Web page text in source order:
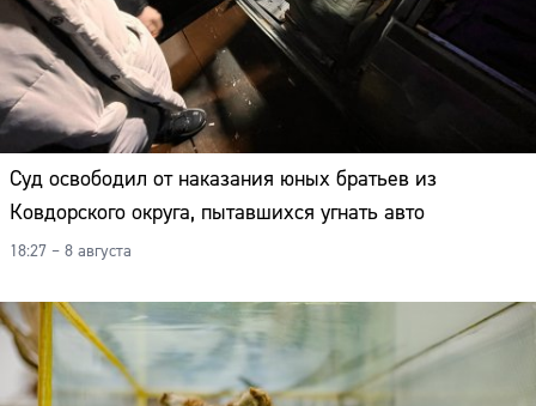
Суд освободил от наказания юных братьев из
Ковдорского округа, пытавшихся угнать авто
18:27 – 8 августа